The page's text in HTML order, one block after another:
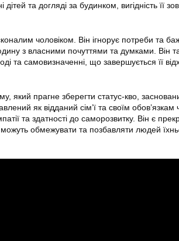
та догляді за будинком, вигідність її
чоловіком. Він ігнорує потреби та
з власними почуттями та думками. Він
та самовизначенні, що завершується її
який прагне зберегти статус-кво,
як відданий сім’ї та своїм обов’язкам
та здатності до саморозвитку. Він є
можуть обмежувати та позбавляти людей